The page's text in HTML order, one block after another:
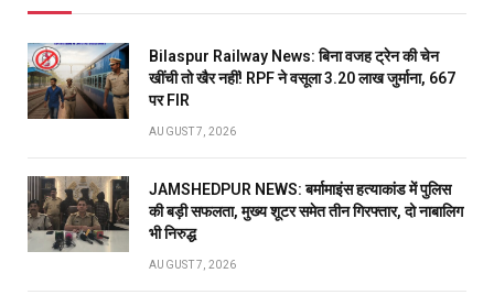
Bilaspur Railway News: बिना वजह ट्रेन की चेन
खींची तो खैर नहीं! RPF ने वसूला 3.20 लाख जुर्माना, 667
पर FIR
AUGUST 7, 2026
JAMSHEDPUR NEWS: बर्मामाइंस हत्याकांड में पुलिस
की बड़ी सफलता, मुख्य शूटर समेत तीन गिरफ्तार, दो नाबालिग
भी निरुद्ध
AUGUST 7, 2026